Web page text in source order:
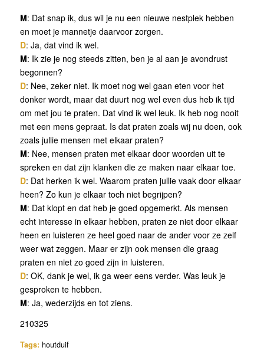
M: Dat snap ik, dus wil je nu een nieuwe nestplek hebben
en moet je mannetje daarvoor zorgen.
D: Ja, dat vind ik wel.
M: Ik zie je nog steeds zitten, ben je al aan je avondrust
begonnen?
D: Nee, zeker niet. Ik moet nog wel gaan eten voor het
donker wordt, maar dat duurt nog wel even dus heb ik tijd
om met jou te praten. Dat vind ik wel leuk. Ik heb nog nooit
met een mens gepraat. Is dat praten zoals wij nu doen, ook
zoals jullie mensen met elkaar praten?
M: Nee, mensen praten met elkaar door woorden uit te
spreken en dat zijn klanken die ze maken naar elkaar toe.
D: Dat herken ik wel. Waarom praten jullie vaak door elkaar
heen? Zo kun je elkaar toch niet begrijpen?
M: Dat klopt en dat heb je goed opgemerkt. Als mensen
echt interesse in elkaar hebben, praten ze niet door elkaar
heen en luisteren ze heel goed naar de ander voor ze zelf
weer wat zeggen. Maar er zijn ook mensen die graag
praten en niet zo goed zijn in luisteren.
D: OK, dank je wel, ik ga weer eens verder. Was leuk je
gesproken te hebben.
M: Ja, wederzijds en tot ziens.
210325
Tags: houtduif